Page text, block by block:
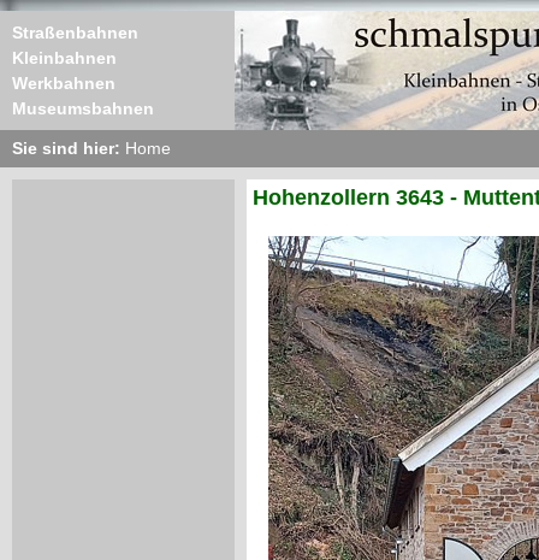
Straßenbahnen
Kleinbahnen
Werkbahnen
Museumsbahnen
Sie sind hier: Home
Hohenzollern 3643 -